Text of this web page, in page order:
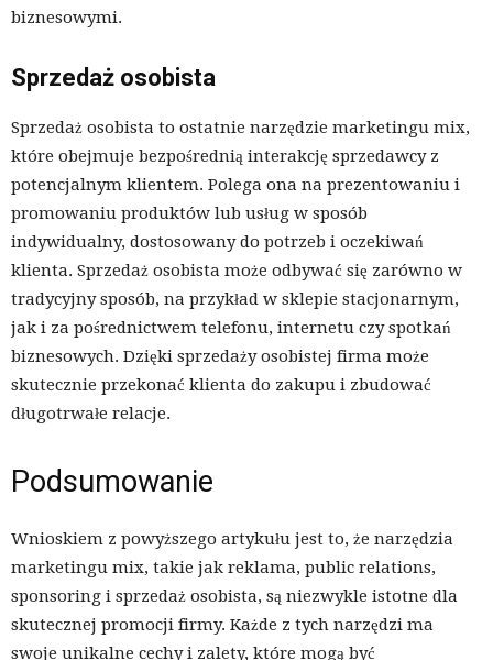
biznesowymi.
Sprzedaż osobista
Sprzedaż osobista to ostatnie narzędzie marketingu mix,
które obejmuje bezpośrednią interakcję sprzedawcy z
potencjalnym klientem. Polega ona na prezentowaniu i
promowaniu produktów lub usług w sposób
indywidualny, dostosowany do potrzeb i oczekiwań
klienta. Sprzedaż osobista może odbywać się zarówno w
tradycyjny sposób, na przykład w sklepie stacjonarnym,
jak i za pośrednictwem telefonu, internetu czy spotkań
biznesowych. Dzięki sprzedaży osobistej firma może
skutecznie przekonać klienta do zakupu i zbudować
długotrwałe relacje.
Podsumowanie
Wnioskiem z powyższego artykułu jest to, że narzędzia
marketingu mix, takie jak reklama, public relations,
sponsoring i sprzedaż osobista, są niezwykle istotne dla
skutecznej promocji firmy. Każde z tych narzędzi ma
swoje unikalne cechy i zalety, które mogą być